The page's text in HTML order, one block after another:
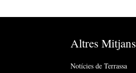
Altres Mitjans
Notícies de Terrassa